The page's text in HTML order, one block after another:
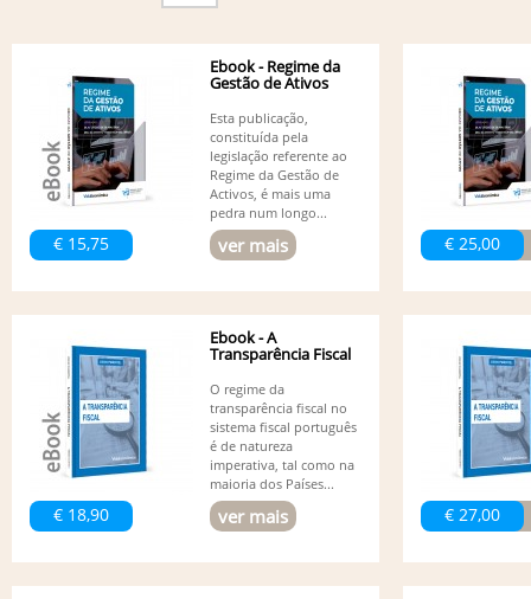
€ 15,75
Ebook - Regime da
Gestão de Ativos
Esta publicação,
constituída pela
legislação referente ao
Regime da Gestão de
Activos, é mais uma
pedra num longo...
ver mais € 25,00
€ 18,90
Ebook - A
Transparência Fiscal
O regime da
transparência fiscal no
sistema fiscal português
é de natureza
imperativa, tal como na
maioria dos Países...
ver mais € 27,00